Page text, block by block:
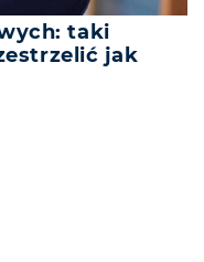
taki
jak